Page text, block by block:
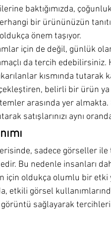
baktığımızda,
bir ürününüzün
önem taşıyor.
için de değil, günlük
da tercih
kısmında tutarak
belirli bir ürün
arasında yer
satışlarınızı aynı
sadece görseller ile
Bu nedenle insanları
için oldukça olumlu bir
etkili görsel
sağlayarak